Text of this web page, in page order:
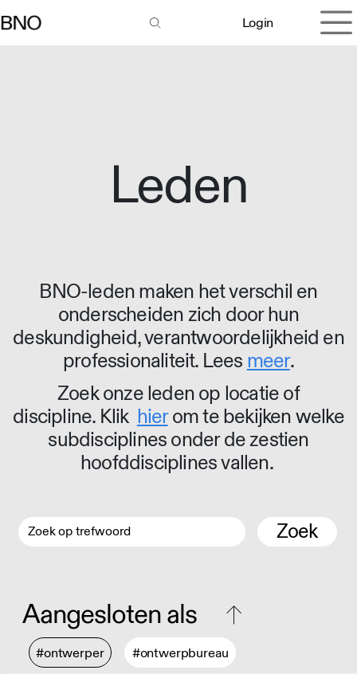
Login
Leden
BNO-leden maken het verschil en
onderscheiden zich door hun
deskundigheid, verantwoordelijkheid en
professionaliteit. Lees meer.
Zoek onze leden op locatie of
discipline. Klik hierom te bekijken welke
subdisciplines onder de zestien
hoofddisciplines vallen.
Zoek
Aangesloten als
#ontwerper #ontwerpbureau